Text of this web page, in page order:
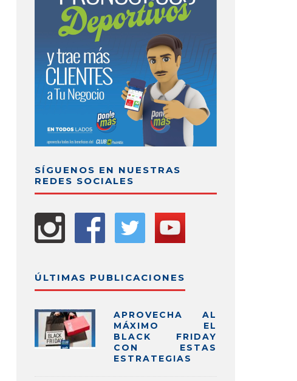
SÍGUENOS EN NUESTRAS
REDES SOCIALES
ÚLTIMAS PUBLICACIONES
APROVECHA AL
MÁXIMO EL
BLACK FRIDAY
CON ESTAS
ESTRATEGIAS